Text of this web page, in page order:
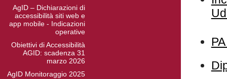
AgID – Dichiarazioni di
accessibilità siti web e
app mobile - Indicazioni
operative
Obiettivi di Accessibilità
AGID: scadenza 31
marzo 2026
AgID Monitoraggio 2025